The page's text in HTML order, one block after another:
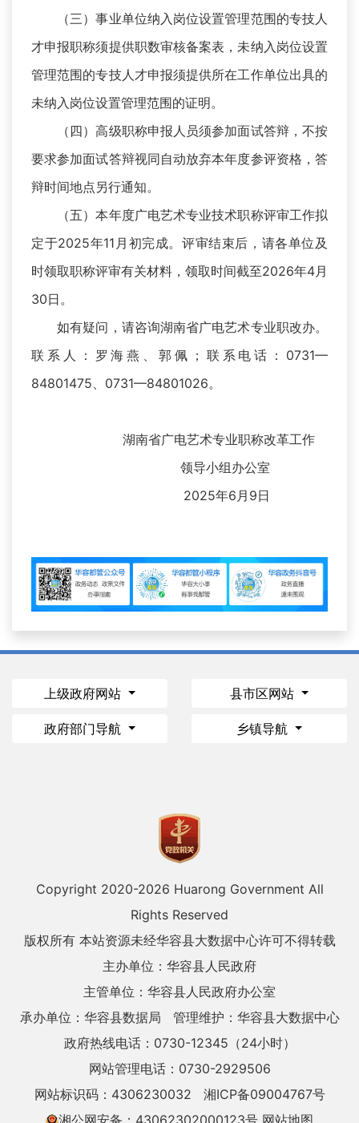
（三）事业单位纳入岗位设置管理范围的专技人
才申报职称须提供职数审核备案表，未纳入岗位设置
管理范围的专技人才申报须提供所在工作单位出具的
未纳入岗位设置管理范围的证明。
（四）高级职称申报人员须参加面试答辩，不按
要求参加面试答辩视同自动放弃本年度参评资格，答
辩时间地点另行通知。
（五）本年度广电艺术专业技术职称评审工作拟
定于2025年11月初完成。评审结束后，请各单位及
时领取职称评审有关材料，领取时间截至2026年4月
30日。
如有疑问，请咨询湖南省广电艺术专业职改办。
联系人：罗海燕、郭佩；联系电话：0731—
84801475、0731—84801026。
湖南省广电艺术专业职称改革工作
领导小组办公室
2025年6月9日
上级政府网站 县市区网站
政府部门导航 乡镇导航
Copyright 2020-2026 Huarong Government All
Rights Reserved
版权所有 本站资源未经华容县大数据中心许可不得转载
主办单位：华容县人民政府
主管单位：华容县人民政府办公室
承办单位：华容县数据局
管理维护：华容县大数据中心
政府热线电话：0730-12345（24小时）
网站管理电话：0730-2929506
网站标识码：4306230032
湘ICP备09004767号